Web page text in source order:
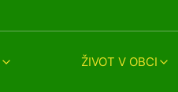
ŽIVOT V OBCI